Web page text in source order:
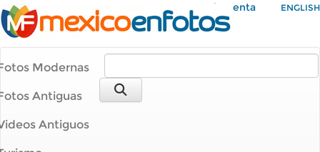
Mi Cuenta ENGLISH
Modernas
Antiguas
Antiguos